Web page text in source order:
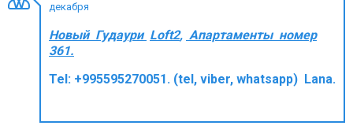
декабря
Новый Гудаури Loft2, Апартаменты номер
361.
Tel: +995595270051. (tel, viber, whatsapp) Lana.
ПРОЖИВАНИЕ
Коттеджи